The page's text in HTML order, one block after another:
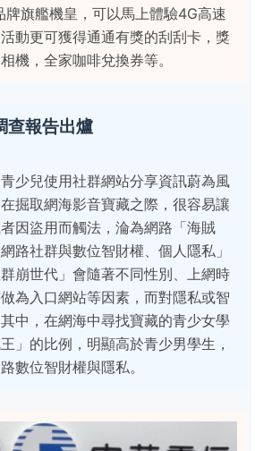
牌旗艦機皇，可以馬上體驗4G高速
動更可獲得通通有獎的刮刮卡，獎
機，全家咖啡兌換券等。
查報告出爐
少兒使用社群網站分享資訊蔚為風
掘取網海影音寶藏之際，很容易讓
因盜用而觸法，淪為網路「海賊
路社群與數位智財權、個人隱私」
崩世代」會隨著不同性別、上網時
為入口網站等因素，而對隱私或智
中，在網海中尋找寶藏的青少女學
」的比例，明顯高於青少男學生，
數位智財權與隱私。